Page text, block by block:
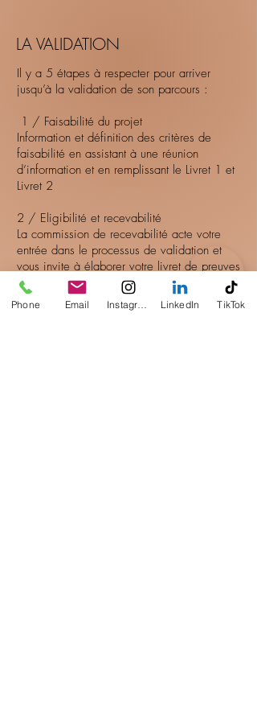
LA VALIDATION
Il y a 5 étapes à respecter pour arriver
jusqu’à la validation de son parcours :
1 / Faisabilité du projet
Information et définition des critères de
faisabilité en assistant à une réunion
d’information et en remplissant le Livret 1 et
Livret 2
2 / Eligibilité et recevabilité
La commission de recevabilité acte votre
entrée dans le processus de validation et
vous invite à élaborer votre livret de preuves
(livret 2).
3 / Le dossier de preuves
Phone Email LinkedIn TikTok